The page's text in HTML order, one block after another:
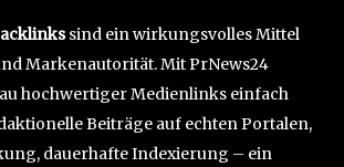
sind ein wirkungsvolles Mittel
Markenautorität. Mit PrNews24
hochwertiger Medienlinks einfach
Beiträge auf echten Portalen,
dauerhafte Indexierung – ein